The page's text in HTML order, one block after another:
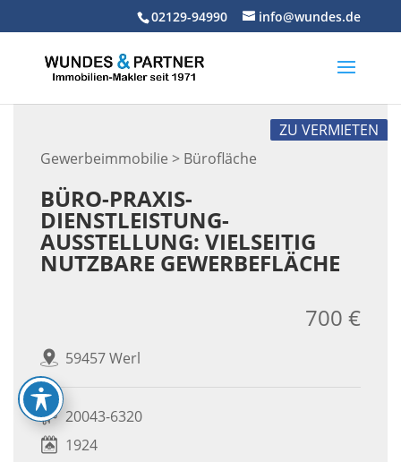
02129-94990 info@wundes.de
Gewerbeimmobilie > Bürofläche
ZU VERMIETEN
BÜRO-PRAXIS-
DIENSTLEISTUNG-
AUSSTELLUNG: VIELSEITIG
NUTZBARE GEWERBEFLÄCHE
59457 Werl
700 €
20043-6320
1924